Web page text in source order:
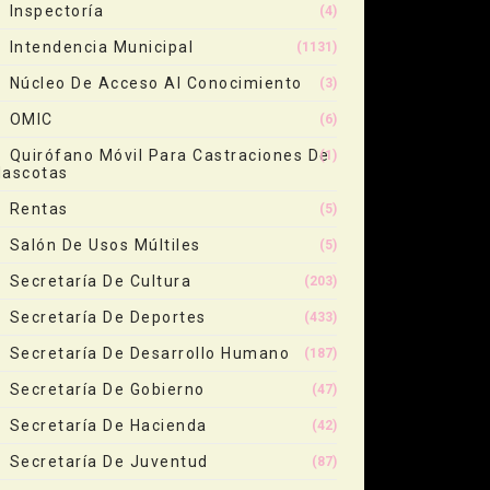
Inspectoría (4)
Intendencia Municipal (1131)
Núcleo De Acceso Al Conocimiento (3)
OMIC (6)
Quirófano Móvil Para Castraciones De(1)
Rentas (5)
Salón De Usos Múltiles (5)
Secretaría De Cultura (203)
Secretaría De Deportes (433)
Secretaría De Desarrollo Humano (187)
Secretaría De Gobierno (47)
Secretaría De Hacienda (42)
Secretaría De Juventud (87)